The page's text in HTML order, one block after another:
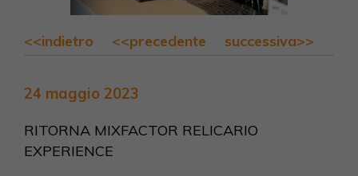
<<indietro <<precedente successiva>>
24 maggio 2023
RITORNA MIXFACTOR RELICARIO
EXPERIENCE